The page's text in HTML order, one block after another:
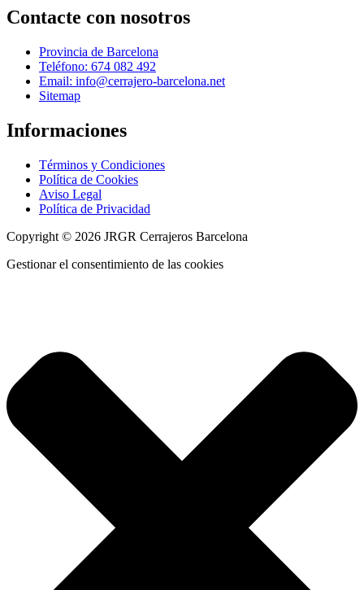
Contacte con nosotros
Provincia de Barcelona
Teléfono: 674 082 492
Email: info@cerrajero-barcelona.net
Sitemap
Informaciones
Términos y Condiciones
Política de Cookies
Aviso Legal
Política de Privacidad
Copyright © 2026 JRGR Cerrajeros Barcelona
Gestionar el consentimiento de las cookies